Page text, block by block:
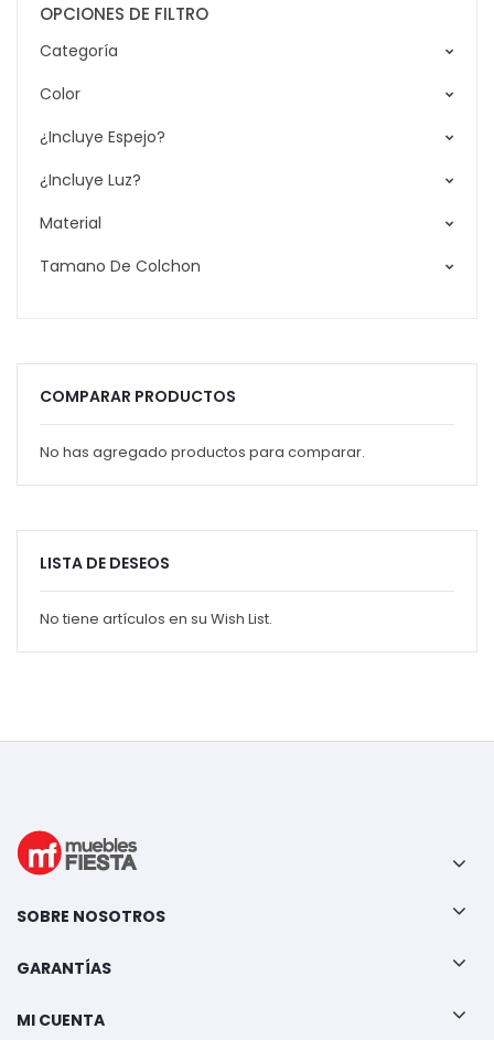
OPCIONES DE FILTRO
Categoría
Color
¿Incluye Espejo?
¿Incluye Luz?
Material
Tamano De Colchon
COMPARAR PRODUCTOS
No has agregado productos para comparar.
LISTA DE DESEOS
No tiene artículos en su Wish List.
SOBRE NOSOTROS
GARANTÍAS
MI CUENTA